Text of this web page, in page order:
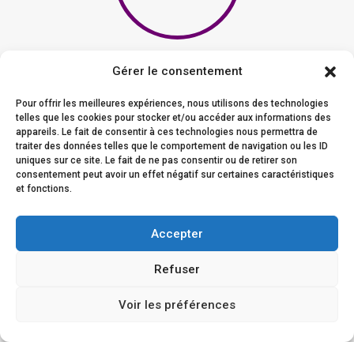
Gérer le consentement
Pour offrir les meilleures expériences, nous utilisons des technologies
telles que les cookies pour stocker et/ou accéder aux informations des
appareils. Le fait de consentir à ces technologies nous permettra de
traiter des données telles que le comportement de navigation ou les ID
uniques sur ce site. Le fait de ne pas consentir ou de retirer son
consentement peut avoir un effet négatif sur certaines caractéristiques
et fonctions.
Accepter
Refuser
Voir les préférences
Zufriedene
Kunden
Alle unsere Kunden sind von unserem Service und unseren
Leistungen begeistert.
Kundenfeedback